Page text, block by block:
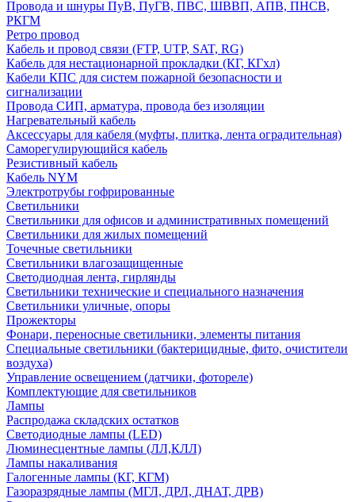
Провода и шнуры ПуВ, ПуГВ, ПВС, ШВВП, АПВ, ПНСВ,
РКГМ
Ретро провод
Кабель и провод связи (FTP, UTP, SAT, RG)
Кабель для нестационарной прокладки (КГ, КГхл)
Кабели КПС для систем пожарной безопасности и
сигнализации
Провода СИП, арматура, провода без изоляции
Нагревательный кабель
Аксессуары для кабеля (муфты, плитка, лента оградительная)
Саморегулирующийся кабель
Резистивный кабель
Кабель NYM
Электротрубы гофрированные
Светильники
Светильники для офисов и административных помещений
Светильники для жилых помещений
Точечные светильники
Светильники влагозащищенные
Светодиодная лента, гирлянды
Светильники технические и специального назначения
Светильники уличные, опоры
Прожекторы
Фонари, переносные светильники, элементы питания
Специальные светильники (бактерицидные, фито, очистители
воздуха)
Управление освещением (датчики, фотореле)
Комплектующие для светильников
Лампы
Распродажа складских остатков
Светодиодные лампы (LED)
Люминесцентные лампы (ЛЛ,КЛЛ)
Лампы накаливания
Галогенные лампы (КГ, КГМ)
Газоразрядные лампы (МГЛ, ДРЛ, ДНАТ, ДРВ)